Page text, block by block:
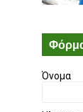
Όνομα